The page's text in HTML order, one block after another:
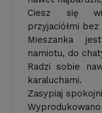
Ciesz się
przyjaciółmi
Mieszanka
namiotu, do
Radzi sobie
karaluchami.
Zasypiaj